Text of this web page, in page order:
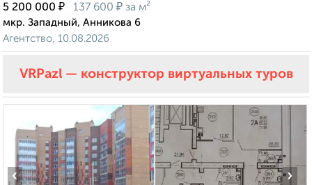
5 200 000 ₽ 137 600 ₽ за м²
мкр. Западный, Анникова 6
Агентство, 10.08.2026
VRPazl — конструктор виртуальных туров
‹ ›